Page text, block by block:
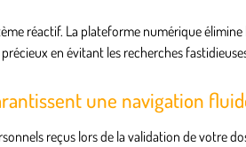
réactif. La plateforme numérique
en évitant les recherches
une navigation
reçus lors de la validation de votre